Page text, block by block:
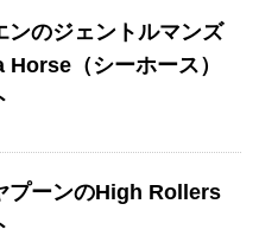
ンのジェントルマンズ
Horse（シーホース）
プーンのHigh Rollers